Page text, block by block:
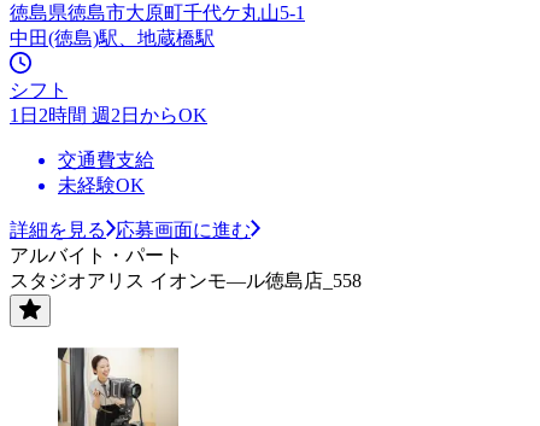
徳島県徳島市大原町千代ケ丸山5-1
中田(徳島)駅、地蔵橋駅
シフト
1日2時間 週2日からOK
交通費支給
未経験OK
詳細を見る
応募画面に進む
アルバイト・パート
スタジオアリス イオンモ—ル徳島店_558